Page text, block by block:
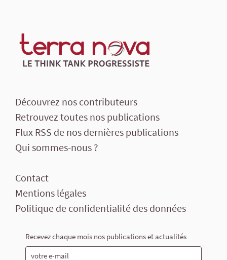
Découvrez nos contributeurs
Retrouvez toutes nos publications
Flux RSS de nos dernières publications
Qui sommes-nous ?
Contact
Mentions légales
Politique de confidentialité des données
Recevez chaque mois nos publications et actualités